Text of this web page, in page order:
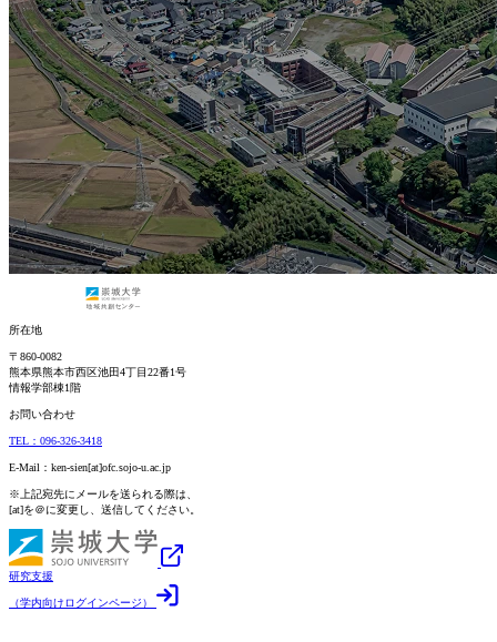
所在地
〒860-0082
熊本県熊本市西区池田4丁目22番1号
情報学部棟1階
お問い合わせ
TEL：096-326-3418
E-Mail：ken-sien[at]ofc.sojo-u.ac.jp
※上記宛先にメールを送られる際は、
[at]を＠に変更し、送信してください。
研究支援
（学内向けログインページ）